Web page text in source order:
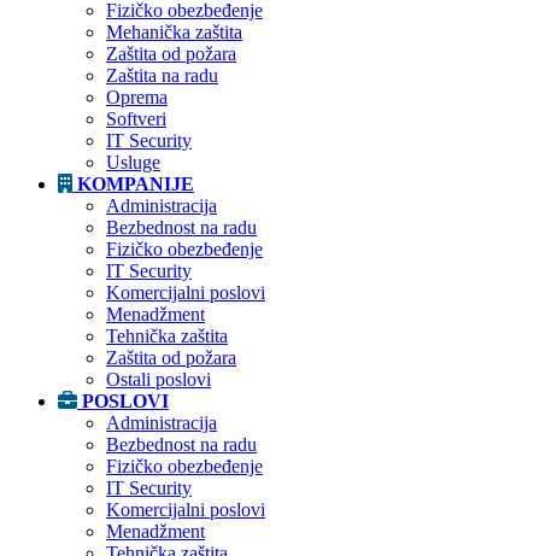
Fizičko obezbeđenje
Mehanička zaštita
Zaštita od požara
Zaštita na radu
Oprema
Softveri
IT Security
Usluge
KOMPANIJE
Administracija
Bezbednost na radu
Fizičko obezbeđenje
IT Security
Komercijalni poslovi
Menadžment
Tehnička zaštita
Zaštita od požara
Ostali poslovi
POSLOVI
Administracija
Bezbednost na radu
Fizičko obezbeđenje
IT Security
Komercijalni poslovi
Menadžment